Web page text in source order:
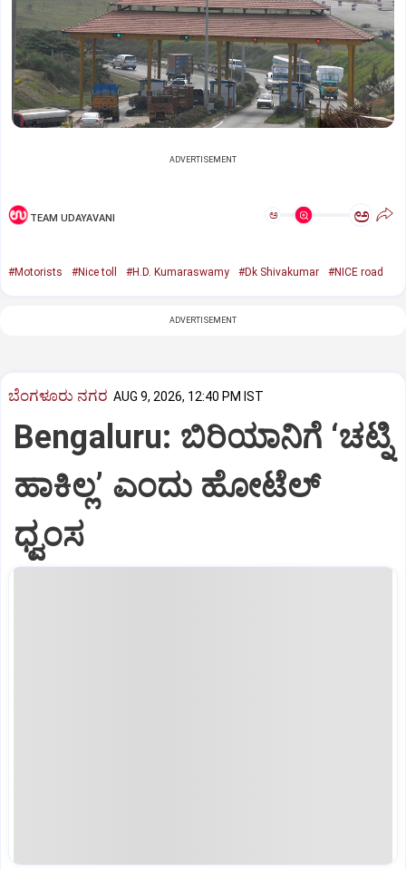
ADVERTISEMENT
TEAM UDAYAVANI ಅ ಅ
#Motorists #Nice toll #H.D. Kumaraswamy #Dk Shivakumar #NICE road
ADVERTISEMENT
ಬೆಂಗಳೂರು ನಗರ AUG 9, 2026, 12:40 PM IST
Bengaluru: ಬಿರಿಯಾನಿಗೆ ‘ಚಟ್ನಿ
ಹಾಕಿಲ್ಲ’ ಎಂದು ಹೋಟೆಲ್‌
ಧ್ವಂಸ